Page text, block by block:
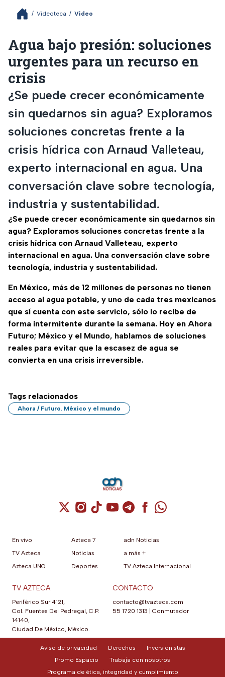
/ Videoteca / Video
Agua bajo presión: soluciones
urgentes para un recurso en
crisis
¿Se puede crecer económicamente
sin quedarnos sin agua? Exploramos
soluciones concretas frente a la
crisis hídrica con Arnaud Valleteau,
experto internacional en agua. Una
conversación clave sobre tecnología,
industria y sustentabilidad.
¿Se puede crecer económicamente sin quedarnos sin
agua? Exploramos soluciones concretas frente a la
crisis hídrica con Arnaud Valleteau, experto
internacional en agua. Una conversación clave sobre
tecnología, industria y sustentabilidad.
En México, más de 12 millones de personas no tienen
acceso al agua potable, y uno de cada tres mexicanos
que sí cuenta con este servicio, sólo lo recibe de
forma intermitente durante la semana. Hoy en Ahora
Futuro; México y el Mundo, hablamos de soluciones
reales para evitar que la escasez de agua se
convierta en una crisis irreversible.
Tags relacionados
Ahora / Futuro. México y el mundo
Cuenta de X / Twitter (se abre en una
Cuenta de Instagram (se abre en una
Cuenta de TikTok (se abre en
Cuenta de YouTube (se abre
Cuenta de Telegram (se
Cuenta de
Cuenta de
En vivo
TV Azteca
Azteca UNO
Azteca 7
Noticias
Deportes
adn Noticias
a más +
TV Azteca Internacional
TV AZTECA
Periférico Sur 4121,
Col. Fuentes Del Pedregal, C.P.
14140,
Ciudad De México, México.
CONTACTO
contacto@tvazteca.com
55 1720 1313 | Conmutador
Aviso de privacidad Derechos
Inversionistas
Promo Espacio
Trabaja con nosotros
Programa de ética, integridad y cumplimiento